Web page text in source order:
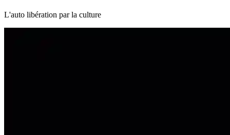
L'auto libération par la culture